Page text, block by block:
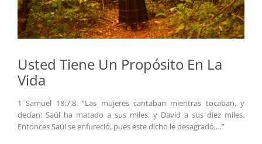
Usted Tiene Un Propósito En La
Vida
1 Samuel 18:7,8. “Las mujeres cantaban mientras tocaban, y
decían: Saúl ha matado a sus miles, y David a sus diez miles.
Entonces Saúl se enfureció, pues este dicho le desagradó,…”